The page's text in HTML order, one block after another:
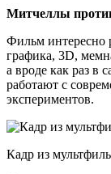
Митчеллы
Фильм интересно
графика, 3D,
а вроде как раз в
работают с
экспериментов.
Кадр из